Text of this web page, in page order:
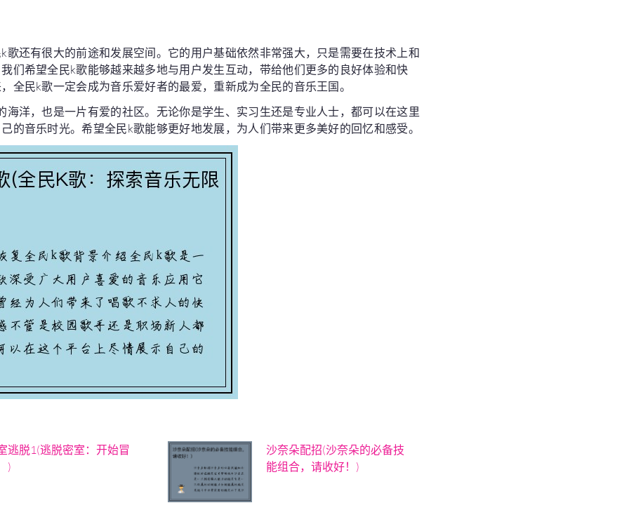
歌还有很大的前途和发展空间。它的用户基础依然非常强大，只是需要在技术上和
们希望全民k歌能够越来越多地与用户发生互动，带给他们更多的良好体验和快
全民k歌一定会成为音乐爱好者的最爱，重新成为全民的音乐王国。
海洋，也是一片有爱的社区。无论你是学生、实习生还是专业人士，都可以在这里
的音乐时光。希望全民k歌能够更好地发展，为人们带来更多美好的回忆和感受。
逃脱1(逃脱密室：开始冒
)
沙奈朵配招(沙奈朵的必备技
能组合，请收好！)